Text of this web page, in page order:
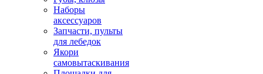
Наборы
аксессуаров
Запчасти, пульты
для лебедок
Якори
самовытаскивания